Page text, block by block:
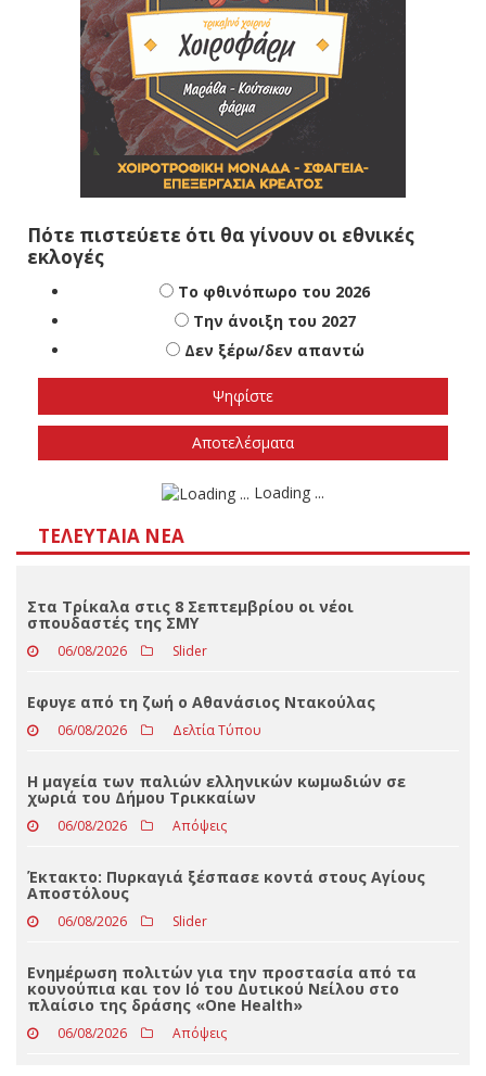
Πότε πιστεύετε ότι θα γίνουν οι εθνικές
εκλογές
Το φθινόπωρο του 2026
Την άνοιξη του 2027
Δεν ξέρω/δεν απαντώ
ΤΕΛΕΥΤΑΊΑ ΝΈΑ
Στα Τρίκαλα στις 8 Σεπτεμβρίου οι νέοι
σπουδαστές της ΣΜΥ
Εφυγε από τη ζωή ο Αθανάσιος Ντακούλας
06/08/2026 Δελτία Τύπου
Η μαγεία των παλιών ελληνικών κωμωδιών σε
χωριά του Δήμου Τρικκαίων
06/08/2026 Απόψεις
Έκτακτο: Πυρκαγιά ξέσπασε κοντά στους Αγίους
Αποστόλους
06/08/2026 Slider